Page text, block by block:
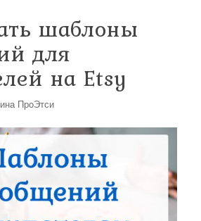
g
a
шаблоны
для
на Etsy
ПроЭтси